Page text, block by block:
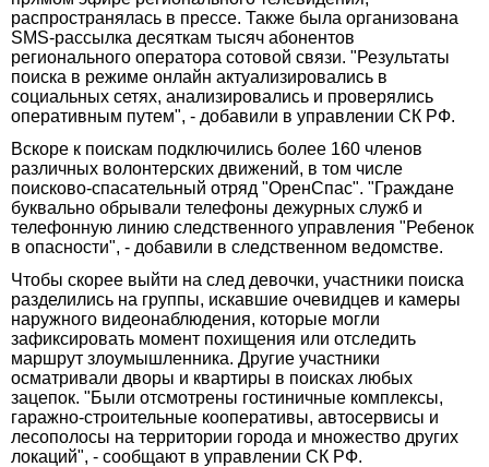
распространялась в прессе. Также была организована
SMS-рассылка десяткам тысяч абонентов
регионального оператора сотовой связи. "Результаты
поиска в режиме онлайн актуализировались в
социальных сетях, анализировались и проверялись
оперативным путем", - добавили в управлении СК РФ.
Вскоре к поискам подключились более 160 членов
различных волонтерских движений, в том числе
поисково-спасательный отряд "ОренСпас". "Граждане
буквально обрывали телефоны дежурных служб и
телефонную линию следственного управления "Ребенок
в опасности", - добавили в следственном ведомстве.
Чтобы скорее выйти на след девочки, участники поиска
разделились на группы, искавшие очевидцев и камеры
наружного видеонаблюдения, которые могли
зафиксировать момент похищения или отследить
маршрут злоумышленника. Другие участники
осматривали дворы и квартиры в поисках любых
зацепок. "Были отсмотрены гостиничные комплексы,
гаражно-строительные кооперативы, автосервисы и
лесополосы на территории города и множество других
локаций", - сообщают в управлении СК РФ.